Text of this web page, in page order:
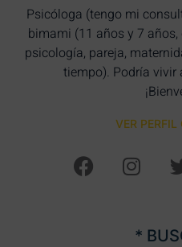
Psicóloga (tengo mi
bimami (11 años y 7
psicología, pareja,
tiempo). Podría vivir
VER
*